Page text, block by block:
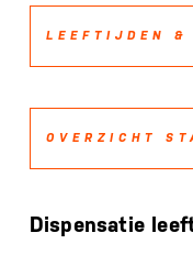
LEEFTIJDEN &
OVERZICHT
Dispensatie